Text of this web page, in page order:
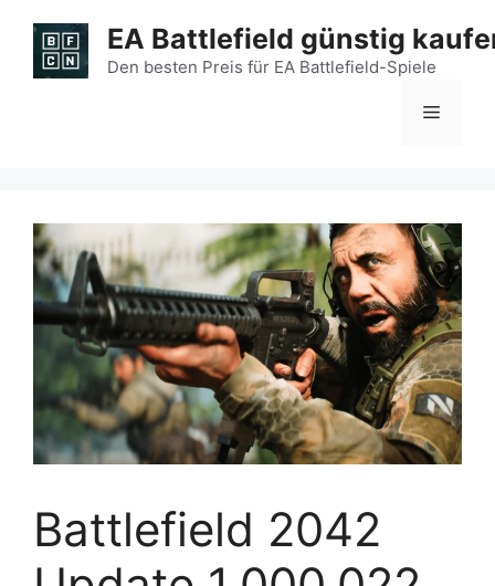
Inhalt
springen
EA Battlefield günstig
Den besten Preis für EA Battlefield-Spiele
Menü
Battlefield 2042